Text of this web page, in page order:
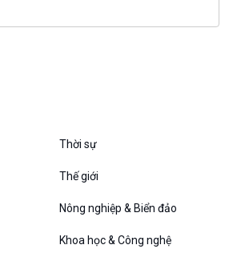
Thời sự
Thế giới
Nông nghiệp & Biển đảo
Khoa học & Công nghệ